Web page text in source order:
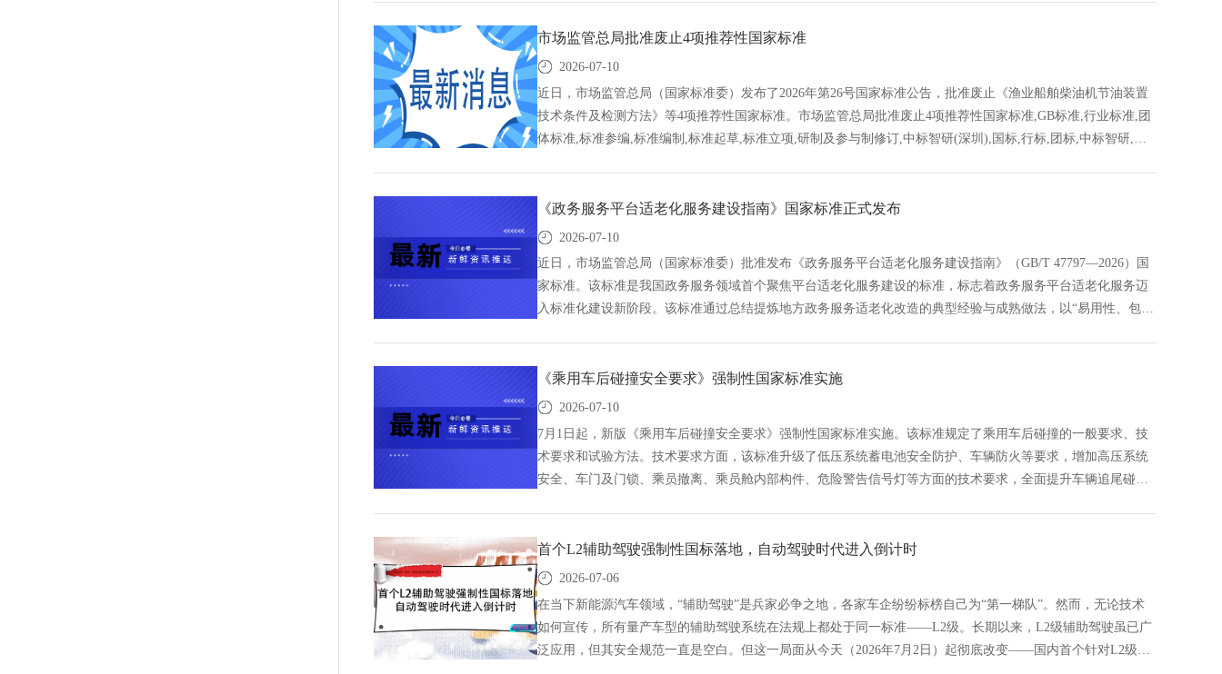
市场监管总局批准废止4项推荐性国家标准
2026-07-10
近日，市场监管总局（国家标准委）发布了2026年第26号国家标准公告，批准废止《渔业船舶柴油机节油装置
技术条件及检测方法》等4项推荐性国家标准。市场监管总局批准废止4项推荐性国家标准,GB标准,行业标准,团
体标准,标准参编,标准编制,标准起草,标准立项,研制及参与制修订,中标智研(深圳),国标,行标,团标,中标智研,中
《政务服务平台适老化服务建设指南》国家标准正式发布
2026-07-10
近日，市场监管总局（国家标准委）批准发布《政务服务平台适老化服务建设指南》（GB/T 47797—2026）国
家标准。该标准是我国政务服务领域首个聚焦平台适老化服务建设的标准，标志着政务服务平台适老化服务迈
入标准化建设新阶段。该标准通过总结提炼地方政务服务适老化改造的典型经验与成熟做法，以“易用性、包容
准立项,研制及参与制修订,中标智研(深圳),国标,行标,团标,中标智研,中标智研（深圳）标准化技术咨询有限公
司,标准验证及检测,研制,参与制修订,
《乘用车后碰撞安全要求》强制性国家标准实施
2026-07-10
7月1日起，新版《乘用车后碰撞安全要求》强制性国家标准实施。该标准规定了乘用车后碰撞的一般要求、技
术要求和试验方法。技术要求方面，该标准升级了低压系统蓄电池安全防护、车辆防火等要求，增加高压系统
安全、车门及门锁、乘员撤离、乘员舱内部构件、危险警告信号灯等方面的技术要求，全面提升车辆追尾碰撞
追尾碰撞中乘员伤害。《乘用车后碰撞安全要求》强制性国家标准实施,GB标准,行业标准,团体标准,标准参编,
标准编制,标准起草,标准立项,研制及参与制修订,中标智研(深圳),国标,行标,团标,中标智研,中标智研（深圳）标
准化技术咨询有限公司,标准验证及检测,研制,参与制修订,
首个L2辅助驾驶强制性国标落地，自动驾驶时代进入倒计时
2026-07-06
在当下新能源汽车领域，“辅助驾驶”是兵家必争之地，各家车企纷纷标榜自己为“第一梯队”。然而，无论技术
如何宣传，所有量产车型的辅助驾驶系统在法规上都处于同一标准——L2级。长期以来，L2级辅助驾驶虽已广
泛应用，但其安全规范一直是空白。但这一局面从今天（2026年7月2日）起彻底改变——国内首个针对L2级辅